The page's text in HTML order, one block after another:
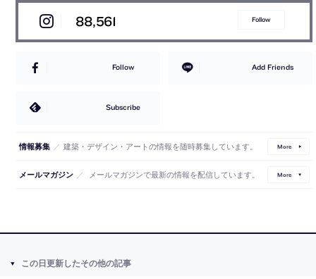
88,561 Follow
Follow Add Friends
Subscribe
情報募集 ／ 建築・デザイン・アートの情報を随時募集しています。 More
メールマガジン ／ メールマガジンで最新の情報を配信しています。 More
この日更新したその他の記事